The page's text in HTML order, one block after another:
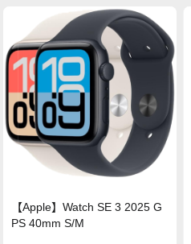
【Apple】Watch SE 3 2025 G
PS 40mm S/M